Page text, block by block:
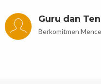
Guru dan
Berkomitmen